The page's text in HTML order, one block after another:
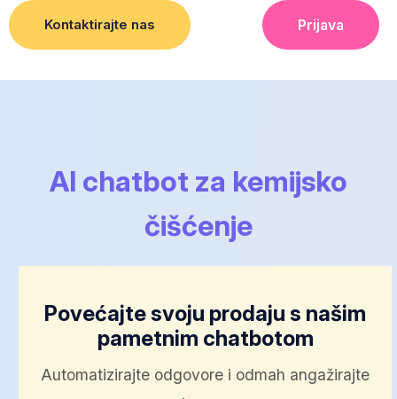
Kontaktirajte nas Prijava
AI chatbot za kemijsko
čišćenje
Povećajte svoju prodaju s našim
pametnim chatbotom
Automatizirajte odgovore i odmah angažirajte